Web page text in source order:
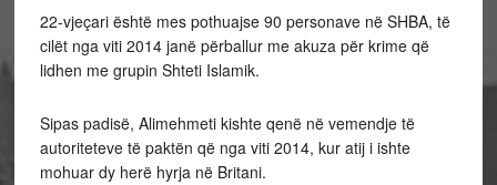
22-vjeçari është mes pothuajse 90 personave në SHBA, të
cilët nga viti 2014 janë përballur me akuza për krime që
lidhen me grupin Shteti Islamik.
Sipas padisë, Alimehmeti kishte qenë në vemendje të
autoriteteve të paktën që nga viti 2014, kur atij i ishte
mohuar dy herë hyrja në Britani.